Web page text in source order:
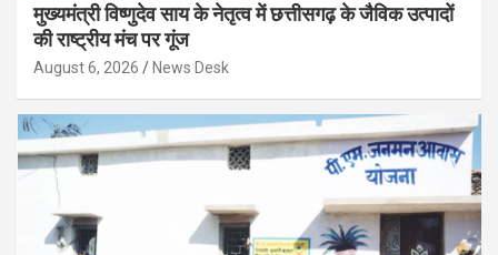
मुख्यमंत्री विष्णुदेव साय के नेतृत्व में छत्तीसगढ़ के जैविक उत्पादों
की राष्ट्रीय मंच पर गूंज
August 6, 2026 News Desk